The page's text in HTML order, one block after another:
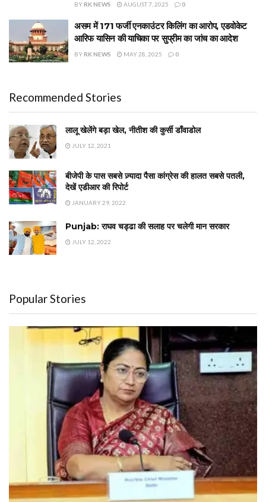
BY RK NEWS AUGUST 7, 2025 0
असम में 171 फर्जी एनकाउंटर किलिंग का आरोप, एडवोकेट
आरिफ यासिन की याचिका पर सुप्रीम का जांच का आदेश
BY RK NEWS MAY 28, 2025 0
Recommended Stories
लालू खेलेंगे बड़ा खेल, नीतीश की कुर्सी डाँवाडोल
JULY 12, 2021
बीजेपी के पास सबसे ज़्यादा पैसा कांग्रेस की हालत सबसे पतली,
देखें एडीआर की रिपोर्ट
JANUARY 29, 2022
Punjab: राघव चड्ढा की सलाह पर चलेगी मान सरकार
JULY 12, 2022
Popular Stories